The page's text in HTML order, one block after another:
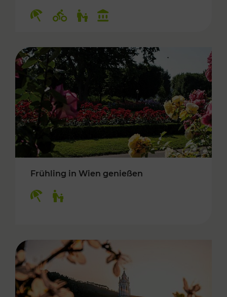
Frühling in Wien genießen